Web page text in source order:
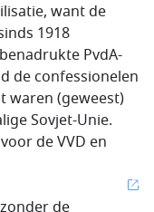
want de
1918
PvdA-
de confessionelen
waren (geweest)
Sovjet-Unie.
de VVD en